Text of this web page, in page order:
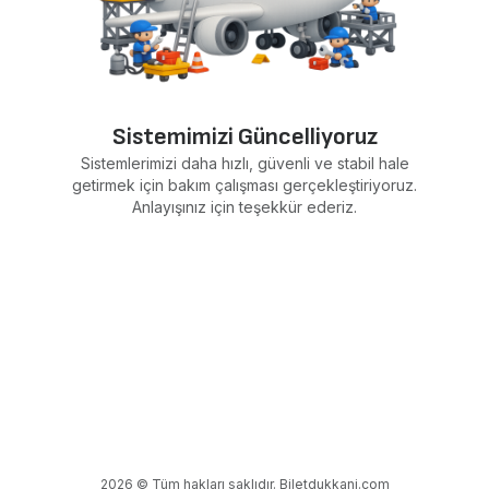
Sistemimizi Güncelliyoruz
Sistemlerimizi daha hızlı, güvenli ve stabil hale
getirmek için bakım çalışması gerçekleştiriyoruz.
Anlayışınız için teşekkür ederiz.
2026 © Tüm hakları saklıdır. Biletdukkani.com